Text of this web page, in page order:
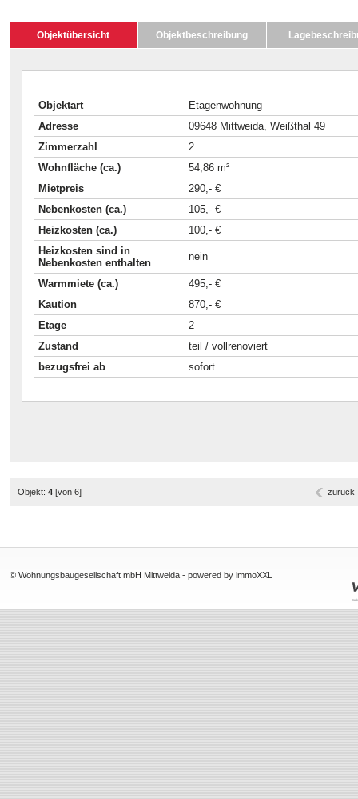
Objektübersicht Objektbeschreibung
Objektart
Etagenwohnung
Adresse
09648 Mittweida, Weißthal 49
Zimmerzahl
2
Wohnfläche (ca.)
54,86 m²
Mietpreis
290,- €
Nebenkosten (ca.)
105,- €
Heizkosten (ca.)
100,- €
Heizkosten sind in
Nebenkosten enthalten
nein
Warmmiete (ca.)
495,- €
Kaution
870,- €
Etage
2
Zustand
teil / vollrenoviert
bezugsfrei ab
sofort
Objekt: 4 [von 6] zurück
© Wohnungsbaugesellschaft mbH Mittweida -powered by immoXXL